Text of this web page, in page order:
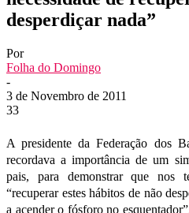
desperdiçar nada”
Por
Folha do Domingo
-
3 de Novembro de 2011
33
A presidente da Federação dos
recordava a importância de um
pais, para demonstrar que nos
“recuperar estes hábitos de não
a acender o fósforo no